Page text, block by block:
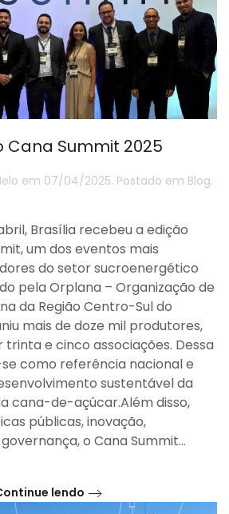
Cana Summit 2025
em 07/04/2025. Postado em Blog.
Brasília recebeu a edição
um dos eventos mais
do setor sucroenergético
pela Orplana – Organização de
da Região Centro-Sul do
mais de doze mil produtores,
e cinco associações. Dessa
como referência nacional e
sustentável da
cana-de-açúcar.Além disso,
públicas, inovação,
o Cana Summit...
lendo